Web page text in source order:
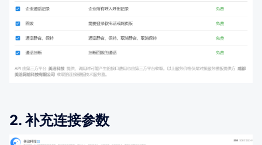
2. 补充连接参数